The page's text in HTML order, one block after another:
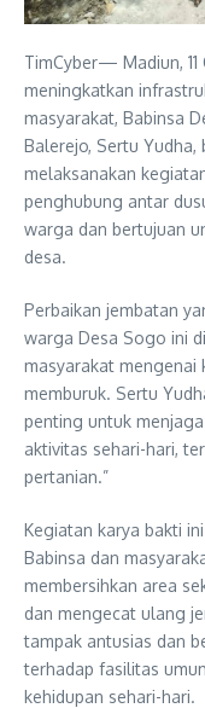
TimCyber— Madiun,
meningkatkan
masyarakat, Babinsa
Balerejo, Sertu
melaksanakan
penghubung antar
warga dan bertujuan
desa.
Perbaikan jembatan
warga Desa Sogo ini
masyarakat mengenai
memburuk. Sertu
penting untuk
aktivitas sehari-hari,
pertanian.”
Kegiatan karya bakti
Babinsa dan
membersihkan area
dan mengecat ulang
tampak antusias dan
terhadap fasilitas
kehidupan sehari-hari.